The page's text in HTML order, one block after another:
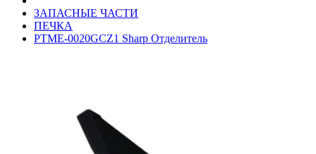
ЗАПАСНЫЕ ЧАСТИ
ПЕЧКА
PTME-0020GCZ1 Sharp Отделитель